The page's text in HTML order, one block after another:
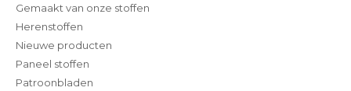
Gemaakt van onze stoffen
Herenstoffen
Nieuwe producten
Paneel stoffen
Patroonbladen